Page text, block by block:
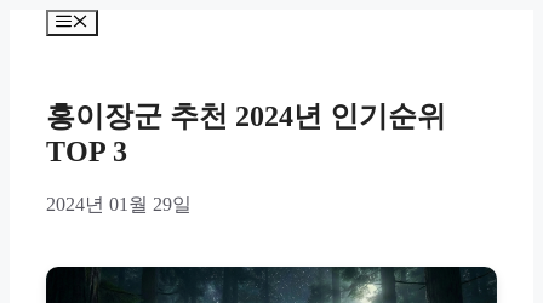
Menu
홍이장군 추천 2024년 인기순위
TOP 3
2024년 01월 29일